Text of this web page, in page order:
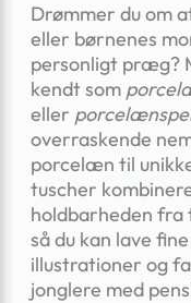
Drømmer du om
eller børnenes
personligt præg?
kendt som
eller
overraskende
porcelæn til
tuscher
holdbarheden
så du kan lave
illustrationer og
jonglere med